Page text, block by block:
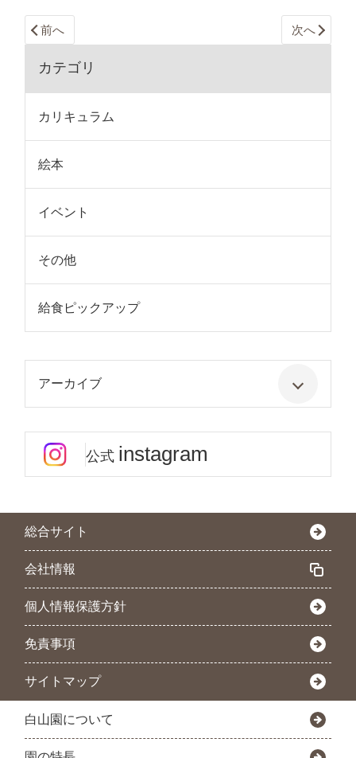
前へ 次へ
カテゴリ
カリキュラム
絵本
イベント
その他
給食ピックアップ
アーカイブ
公式 instagram
総合サイト
会社情報
個人情報保護方針
免責事項
サイトマップ
白山園について